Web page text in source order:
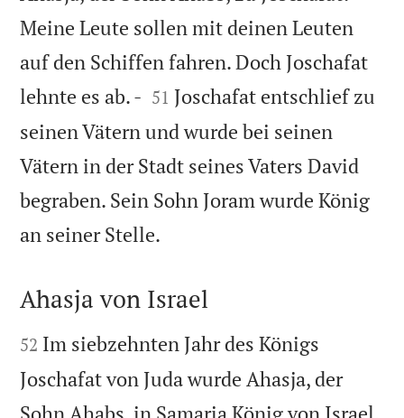
Meine Leute sollen mit deinen Leuten
auf den Schiffen fahren. Doch Joschafat
lehnte es ab. - 

51 Joschafat entschlief zu
seinen Vätern und wurde bei seinen
Vätern in der Stadt seines Vaters David
begraben. Sein Sohn Joram wurde König
an seiner Stelle.

Ahasja von Israel

52 Im siebzehnten Jahr des Königs
Joschafat von Juda wurde Ahasja, der